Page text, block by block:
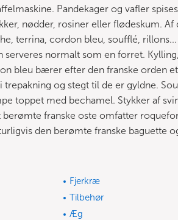
Pandekager og vafler
nødder, rosiner eller flødeskum. Af
terrina, cordon bleu, soufflé, rillons...
serveres normalt som en forret.
bleu bærer efter den franske orden
og stegt til de er gyldne.
toppet med bechamel. Stykker af
franske oste omfatter
den berømte franske baguette
Fjerkræ
Tilbehør
Æg